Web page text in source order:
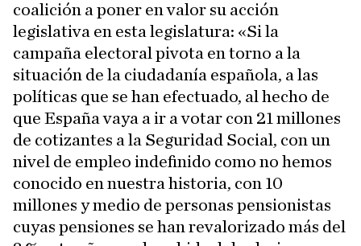
coalición a poner en valor su acción
legislativa en esta legislatura: «Si la
campaña electoral pivota en torno a la
situación de la ciudadanía española, a las
políticas que se han efectuado, al hecho de
que España vaya a ir a votar con 21 millones
de cotizantes a la Seguridad Social, con un
nivel de empleo indefinido como no hemos
conocido en nuestra historia, con 10
millones y medio de personas pensionistas
cuyas pensiones se han revalorizado más del